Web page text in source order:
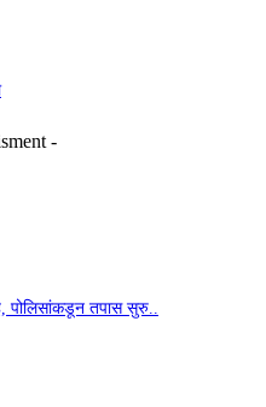
-
पोलिसांकडून तपास सुरु..